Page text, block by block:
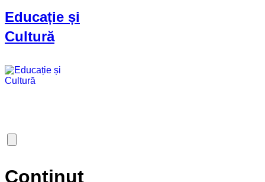
Educație și
Cultură
Continut